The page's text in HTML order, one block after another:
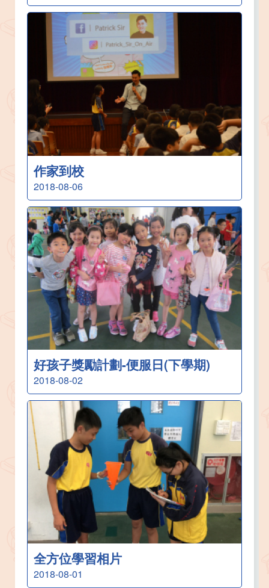
作家到校
2018-08-06
好孩子獎勵計劃-便服日(下學期)
2018-08-02
全方位學習相片
2018-08-01